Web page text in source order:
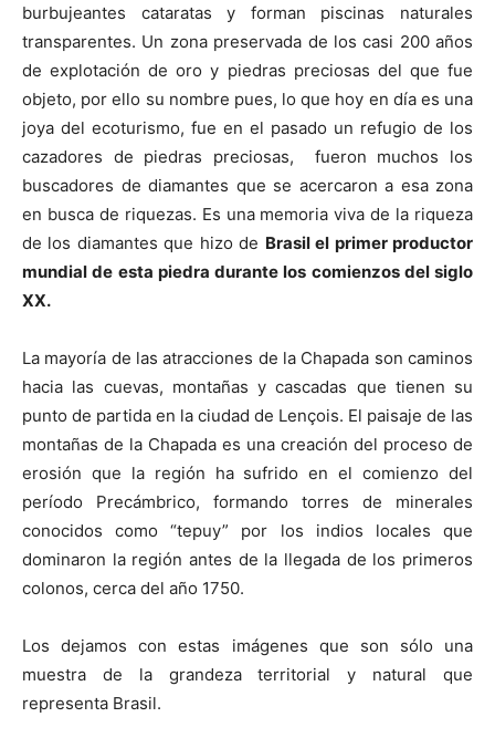
burbujeantes cataratas y forman piscinas naturales
transparentes. Un zona preservada de los casi 200 años
de explotación de oro y piedras preciosas del que fue
objeto, por ello su nombre pues, lo que hoy en día es una
joya del ecoturismo, fue en el pasado un refugio de los
cazadores de piedras preciosas, fueron muchos los
buscadores de diamantes que se acercaron a esa zona
en busca de riquezas. Es una memoria viva de la riqueza
de los diamantes que hizo de Brasil el primer productor
mundial de esta piedra durante los comienzos del siglo
XX.
La mayoría de las atracciones de la Chapada son caminos
hacia las cuevas, montañas y cascadas que tienen su
punto de partida en la ciudad de Lençois. El paisaje de las
montañas de la Chapada es una creación del proceso de
erosión que la región ha sufrido en el comienzo del
período Precámbrico, formando torres de minerales
conocidos como “tepuy” por los indios locales que
dominaron la región antes de la llegada de los primeros
colonos, cerca del año 1750.
Los dejamos con estas imágenes que son sólo una
muestra de la grandeza territorial y natural que
representa Brasil.